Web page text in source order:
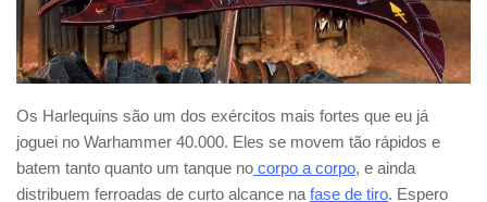
Os Harlequins são um dos exércitos mais fortes que eu já
joguei no Warhammer 40.000. Eles se movem tão rápidos e
batem tanto quanto um tanque no corpo a corpo, e ainda
distribuem ferroadas de curto alcance na fase de tiro. Espero